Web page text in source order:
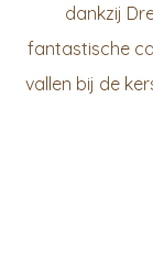
dankzij
fantastische
vallen bij de